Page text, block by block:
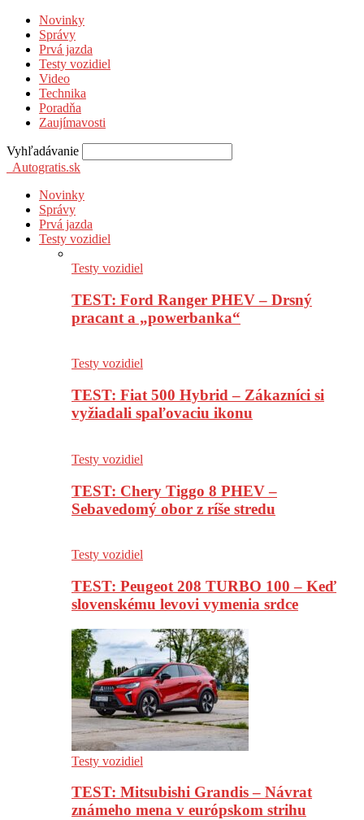
Novinky
Správy
Prvá jazda
Testy vozidiel
Video
Technika
Poradňa
Zaujímavosti
Vyhľadávanie
Autogratis.sk
Novinky
Správy
Prvá jazda
Testy vozidiel
Testy vozidiel
TEST: Ford Ranger PHEV – Drsný
pracant a „powerbanka“
Testy vozidiel
TEST: Fiat 500 Hybrid – Zákazníci si
vyžiadali spaľovaciu ikonu
Testy vozidiel
TEST: Chery Tiggo 8 PHEV –
Sebavedomý obor z ríše stredu
Testy vozidiel
TEST: Peugeot 208 TURBO 100 – Keď
slovenskému levovi vymenia srdce
Testy vozidiel
TEST: Mitsubishi Grandis – Návrat
známeho mena v európskom strihu